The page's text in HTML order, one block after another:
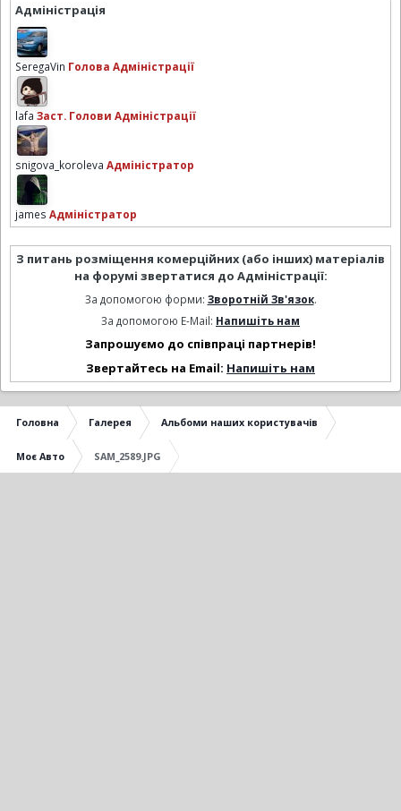
Адміністрація
SeregaVin Голова Адміністрації
lafa Заст. Голови Адміністрації
snigova_koroleva Адміністратор
james Адміністратор
З питань розміщення комерційних (або інших) матеріалів
на форумі звертатися до Адміністрації:
За допомогою форми: Зворотній Зв'язок.
За допомогою E-Mail: Напишіть нам
Запрошуємо до співпраці партнерів!
Звертайтесь на Email: Напишіть нам
Головна Галерея Альбоми наших користувачів
Моє Авто SAM_2589.JPG